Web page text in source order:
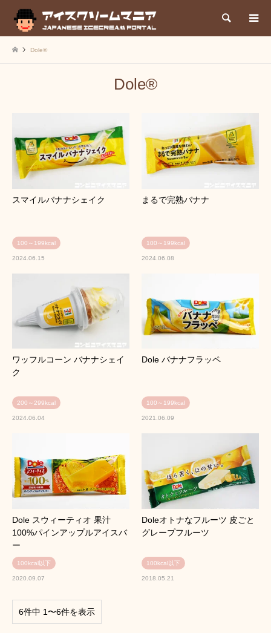
検索
Dole®
Dole®
スマイルバナナシェイク
100～199kcal
2024.06.15
まるで完熟バナナ
100～199kcal
2024.06.08
ワッフルコーン バナナシェイ
ク
200～299kcal
2024.06.04
Dole バナナフラッペ
100～199kcal
2021.06.09
Dole スウィーティオ 果汁
100%パインアップルアイスバ
ー
100kcal以下
2020.09.07
Doleオトナなフルーツ 皮ごと
グレープフルーツ
100kcal以下
2018.05.21
6件中 1〜6件を表示